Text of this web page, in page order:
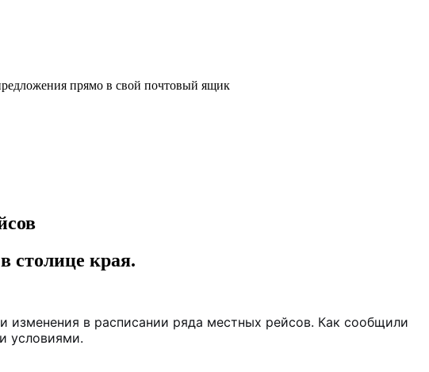
прямо в свой почтовый ящик
столице края.
изменения в расписании ряда местных рейсов. Как сообщили
условиями.